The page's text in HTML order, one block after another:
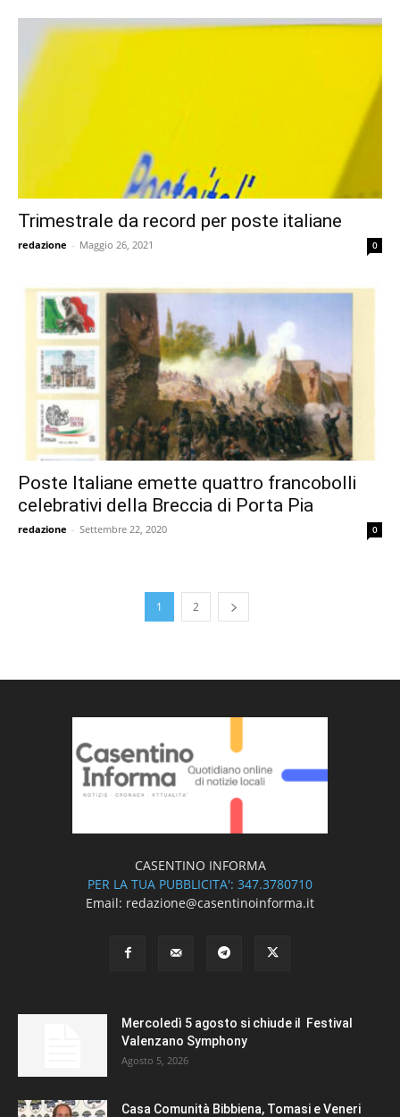
Trimestrale da record per poste italiane
redazione - Maggio 26, 2021 0
Poste Italiane emette quattro francobolli
celebrativi della Breccia di Porta Pia
redazione - Settembre 22, 2020 0
1 2
CASENTINO INFORMA
PER LA TUA PUBBLICITA': 347.3780710
Email: redazione@casentinoinforma.it
Mercoledì 5 agosto si chiude il Festival
Valenzano Symphony
Agosto 5, 2026
Casa Comunità Bibbiena, Tomasi e Veneri